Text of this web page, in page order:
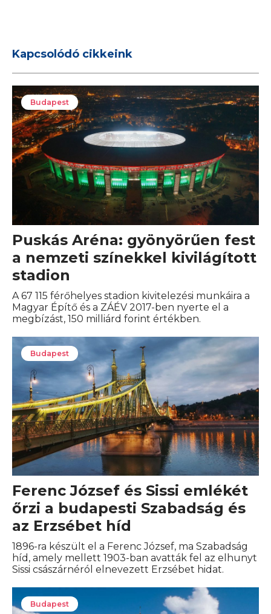
Kapcsolódó cikkeink
Budapest
Puskás Aréna: gyönyörűen fest
a nemzeti színekkel kivilágított
stadion
A 67 115 férőhelyes stadion kivitelezési munkáira a
Magyar Építő és a ZÁÉV 2017-ben nyerte el a
megbízást, 150 milliárd forint értékben.
Budapest
Ferenc József és Sissi emlékét
őrzi a budapesti Szabadság és
az Erzsébet híd
1896-ra készült el a Ferenc József, ma Szabadság
híd, amely mellett 1903-ban avatták fel az elhunyt
Sissi császárnéról elnevezett Erzsébet hidat.
Budapest